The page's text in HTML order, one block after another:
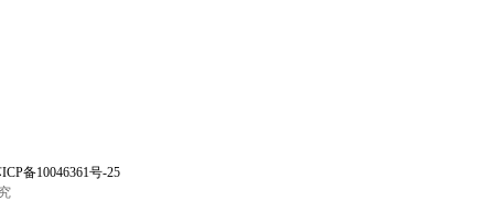
备10046361号-25